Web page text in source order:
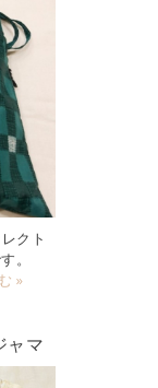
クト
。
»
ャマ